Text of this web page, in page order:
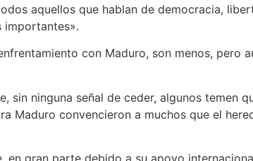
aquellos que hablan de democracia,
importantes».
con Maduro, son menos, pero
sin ninguna señal de ceder, algunos temen
Maduro convencieron a muchos que el
en gran parte debido a su apoyo